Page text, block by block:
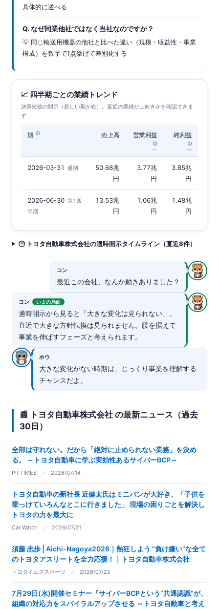
具体的に述べる
Q. なぜ同業他社ではなく当社なのですか？
💡 同じ輸送用機器の他社と比べた違い（規模・収益性・事業
構成）を数字で1点挙げて差別化する
📈 四半期ごとの業績トレンド
決算短信の開示（新しい期が右）。直近の業績が上向きかを確認できま
す
期 売上高 営業利益 純利益
2026-03-31 通期
50.68兆
円
3.77兆
円
3.85兆
円
2026-06-30 第1四
半期
13.53兆
円
1.06兆
円
1.48兆
円
🕒 トヨタ自動車株式会社の適時開示タイムライン（直近8件）
コン
最近この会社、なんか動きありました？
コン いまの局面
適時開示から見ると「大きな変化は見られない」。
直近で大きな方針転換は見られません。腰を据えて
事業を伸ばすフェーズと考えられます。
ホウ
大きな変化がない時期は、じっくり事業を理解する
チャンスだよ。
📰 トヨタ自動車株式会社 の最新ニュース（過去
30日）
全部は守れない。だから「絶対に止められない業務」を決め
る。 ～トヨタ自動車に学ぶ実効性あるサイバーBCP～
PR TIMES ／ 2026/07/14
トヨタ自動車の新社長 近健太氏はミニバンが大好き、「子供を
乗っけていろんなとこに行きました」 現場の困りごとを解決し
トヨタの力を最大に
Car Watch ／ 2026/07/21
須藤 志歩 | Aichi-Nagoya2026｜熱狂しよう “負け嫌い”な全て
のトヨタアスリートを全力応援！｜トヨタ自動車株式会社
トヨタイムズスポーツ ／ 2026/07/22
7月29日(水)開催セミナー『サイバーBCPという”共通認識”が、
組織の対応力をスパイラルアップさせる ～トヨタ自動車と考え